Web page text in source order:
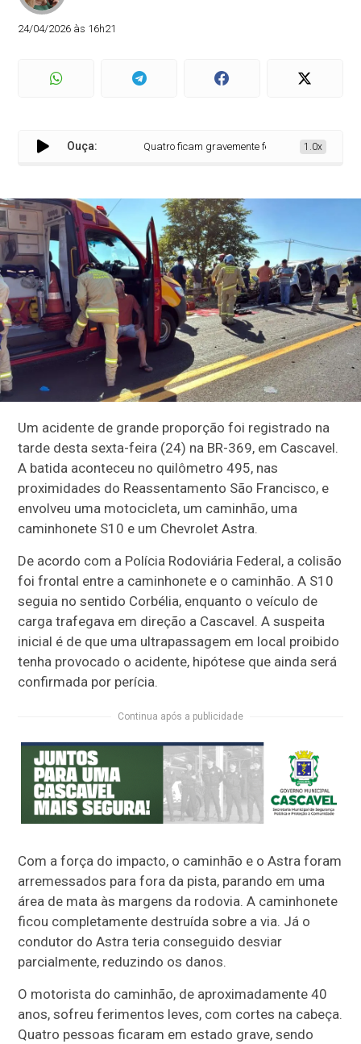
24/04/2026 às 16h21
Ouça: Quatro ficam gravemente feridos em acidente na
1.0x
Um acidente de grande proporção foi registrado na
tarde desta sexta-feira (24) na BR-369, em Cascavel.
A batida aconteceu no quilômetro 495, nas
proximidades do Reassentamento São Francisco, e
envolveu uma motocicleta, um caminhão, uma
caminhonete S10 e um Chevrolet Astra.
De acordo com a Polícia Rodoviária Federal, a colisão
foi frontal entre a caminhonete e o caminhão. A S10
seguia no sentido Corbélia, enquanto o veículo de
carga trafegava em direção a Cascavel. A suspeita
inicial é de que uma ultrapassagem em local proibido
tenha provocado o acidente, hipótese que ainda será
confirmada por perícia.
Continua após a publicidade
Com a força do impacto, o caminhão e o Astra foram
arremessados para fora da pista, parando em uma
área de mata às margens da rodovia. A caminhonete
ficou completamente destruída sobre a via. Já o
condutor do Astra teria conseguido desviar
parcialmente, reduzindo os danos.
O motorista do caminhão, de aproximadamente 40
anos, sofreu ferimentos leves, com cortes na cabeça.
Quatro pessoas ficaram em estado grave, sendo